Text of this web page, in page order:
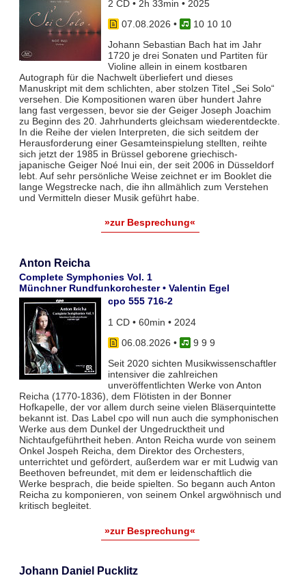
2 CD • 2h 33min • 2025
07.08.2026 •
10 10 10
Johann Sebastian Bach hat im Jahr
1720 je drei Sonaten und Partiten für
Violine allein in einem kostbaren
Autograph für die Nachwelt überliefert und dieses
Manuskript mit dem schlichten, aber stolzen Titel „Sei Solo“
versehen. Die Kompositionen waren über hundert Jahre
lang fast vergessen, bevor sie der Geiger Joseph Joachim
zu Beginn des 20. Jahrhunderts gleichsam wiederentdeckte.
In die Reihe der vielen Interpreten, die sich seitdem der
Herausforderung einer Gesamteinspielung stellten, reihte
sich jetzt der 1985 in Brüssel geborene griechisch-
japanische Geiger Noé Inui ein, der seit 2006 in Düsseldorf
lebt. Auf sehr persönliche Weise zeichnet er im Booklet die
lange Wegstrecke nach, die ihn allmählich zum Verstehen
und Vermitteln dieser Musik geführt habe.
»zur Besprechung«
Anton Reicha
Complete Symphonies Vol. 1
Münchner Rundfunkorchester • Valentin Egel
cpo 555 716-2
1 CD • 60min • 2024
06.08.2026 •
9 9 9
Seit 2020 sichten Musikwissenschaftler
intensiver die zahlreichen
unveröffentlichten Werke von Anton
Reicha (1770-1836), dem Flötisten in der Bonner
Hofkapelle, der vor allem durch seine vielen Bläserquintette
bekannt ist. Das Label cpo will nun auch die symphonischen
Werke aus dem Dunkel der Ungedrucktheit und
Nichtaufgeführtheit heben. Anton Reicha wurde von seinem
Onkel Jospeh Reicha, dem Direktor des Orchesters,
unterrichtet und gefördert, außerdem war er mit Ludwig van
Beethoven befreundet, mit dem er leidenschaftlich die
Werke besprach, die beide spielten. So begann auch Anton
Reicha zu komponieren, von seinem Onkel argwöhnisch und
kritisch begleitet.
»zur Besprechung«
Johann Daniel Pucklitz